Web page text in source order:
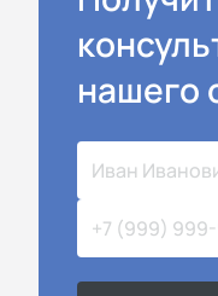
нашего